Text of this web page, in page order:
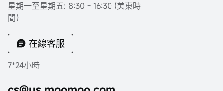
星期一至星期五: 8:30 - 16:30 (美東時
間）
在線客服
7*24小時